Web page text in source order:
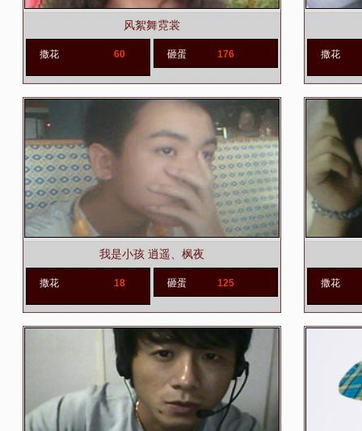
风絮舞霓裳
撒花 60 砸蛋 176 撒花
我是小孩 逍遥、枫夜
撒花 18 砸蛋 125 撒花